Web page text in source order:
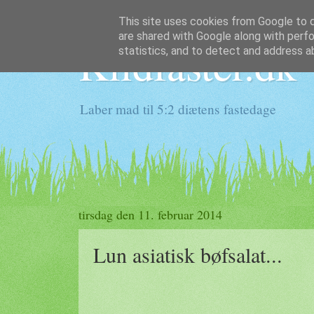
Klidfaster.dk
Laber mad til 5:2 diætens fastedage
tirsdag den 11. februar 2014
Lun asiatisk bøfsalat...
This site uses cookies from Google to
are shared with Google along with
statistics, and to detect and address